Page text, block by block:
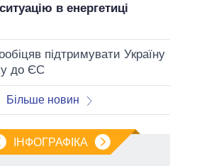
в енергетиці
підтримувати Україну
до ЄС
Більше новин
ІНФОГРАФІКА